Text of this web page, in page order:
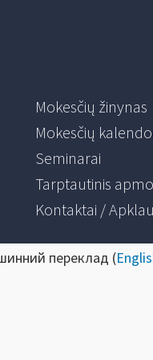
Mokesčių žinynas
Mokesčių
Seminarai
Tarptautinis
Kontaktai /
переклад (